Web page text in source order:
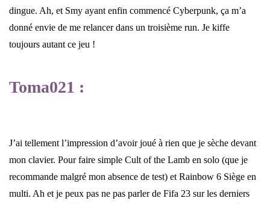
dingue. Ah, et Smy ayant enfin commencé Cyberpunk, ça m’a
donné envie de me relancer dans un troisième run. Je kiffe
toujours autant ce jeu !
Toma021 :
J’ai tellement l’impression d’avoir joué à rien que je sèche devant
mon clavier. Pour faire simple Cult of the Lamb en solo (que je
recommande malgré mon absence de test) et Rainbow 6 Siège en
multi. Ah et je peux pas ne pas parler de Fifa 23 sur les derniers